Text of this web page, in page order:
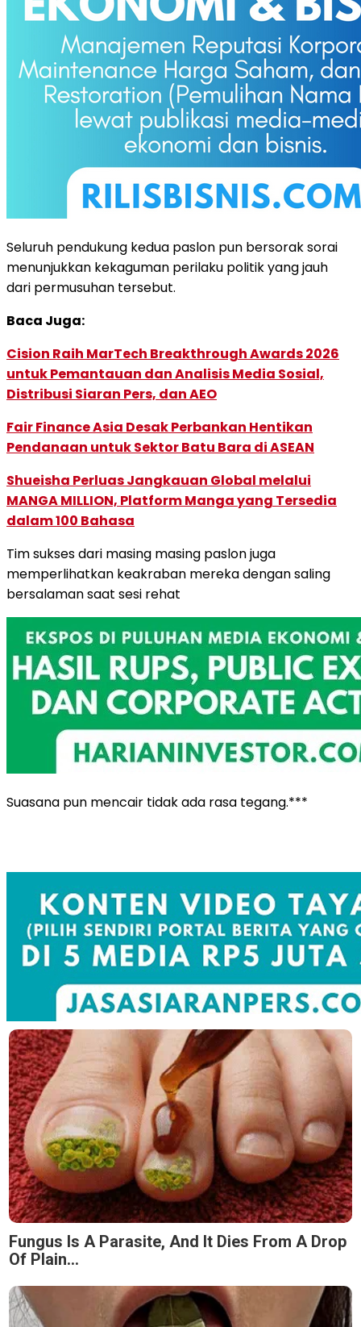
Seluruh pendukung kedua paslon pun bersorak sorai
menunjukkan kekaguman perilaku politik yang jauh
dari permusuhan tersebut.
Baca Juga:
Cision Raih MarTech Breakthrough Awards 2026
untuk Pemantauan dan Analisis Media Sosial,
Distribusi Siaran Pers, dan AEO
Fair Finance Asia Desak Perbankan Hentikan
Pendanaan untuk Sektor Batu Bara di ASEAN
Shueisha Perluas Jangkauan Global melalui
MANGA MILLION, Platform Manga yang Tersedia
dalam 100 Bahasa
Tim sukses dari masing masing paslon juga
memperlihatkan keakraban mereka dengan saling
bersalaman saat sesi rehat
Suasana pun mencair tidak ada rasa tegang.***
Fungus Is A Parasite, And It Dies From A Drop
Of Plain...